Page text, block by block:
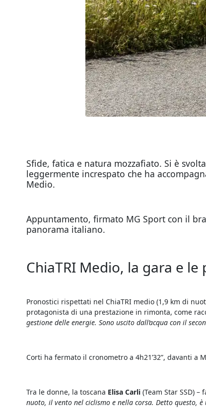
Sfide, fatica e natura mozzafiato. Si è
leggermente increspato che ha
Medio.
Appuntamento, firmato MG Sport con il
panorama italiano.
ChiaTRI Medio, la gara e
Pronostici rispettati nel ChiaTRI medio (1,9 km di
protagonista di una prestazione in rimonta, come
gestione delle energie. Sono uscito dall’acqua con il
Corti ha fermato il cronometro a 4h21’32”, davanti a
Tra le donne, la toscana Elisa Carli(Team Star SSD) –
nuoto, il vento nel ciclismo e nella corsa. Detto questo,